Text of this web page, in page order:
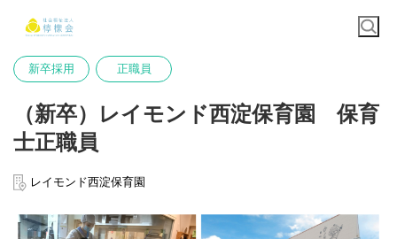
新卒採用 正職員
（新卒）レイモンド西淀保育園 保育
士正職員
レイモンド西淀保育園